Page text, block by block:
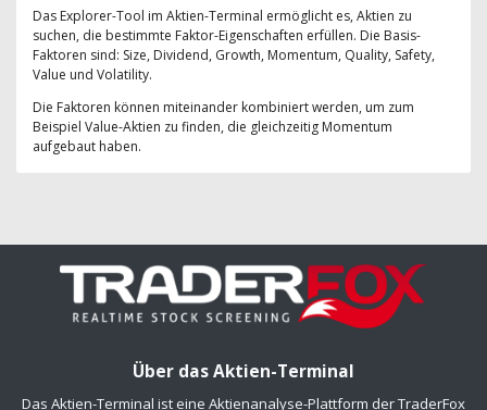
Das Explorer-Tool im Aktien-Terminal ermöglicht es, Aktien zu
suchen, die bestimmte Faktor-Eigenschaften erfüllen. Die Basis-
Faktoren sind: Size, Dividend, Growth, Momentum, Quality, Safety,
Value und Volatility.
Die Faktoren können miteinander kombiniert werden, um zum
Beispiel Value-Aktien zu finden, die gleichzeitig Momentum
aufgebaut haben.
Über das Aktien-Terminal
Das Aktien-Terminal ist eine Aktienanalyse-Plattform der TraderFox